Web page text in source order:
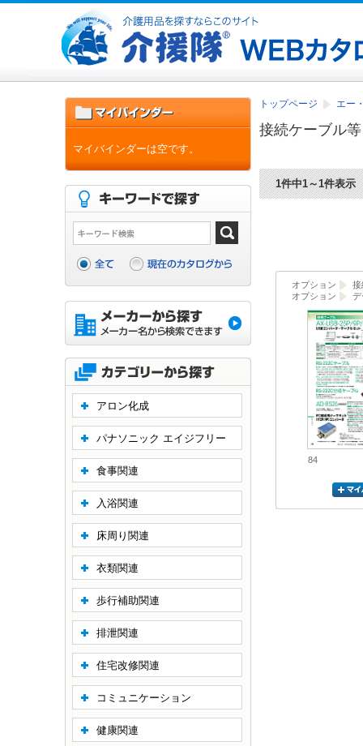
トップページ エー
接続ケーブル等
1件中1～1件表示
オプション
接
オプション
デ
84
マイバインダーは空です。
アロン化成
パナソニック エイジフリー
食事関連
入浴関連
床周り関連
衣類関連
歩行補助関連
排泄関連
住宅改修関連
コミュニケーション
健康関連